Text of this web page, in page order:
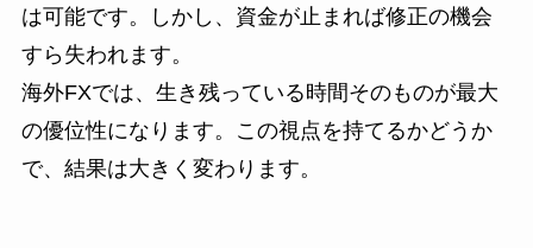
は可能です。しかし、資金が止まれば修正の機会
すら失われます。
海外FXでは、生き残っている時間そのものが最大
の優位性になります。この視点を持てるかどうか
で、結果は大きく変わります。